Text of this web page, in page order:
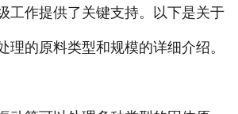
联系我们
工作提供了关键支持。以下是关于
理的原料类型和规模的详细介绍。